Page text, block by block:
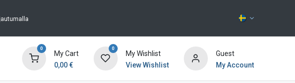
0
My Cart
0,00€
0
My Wishlist
View Wishlist
Guest
My Account